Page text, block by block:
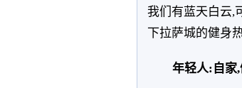
我们有蓝天白云,
下拉萨城的健身
年轻人:自家